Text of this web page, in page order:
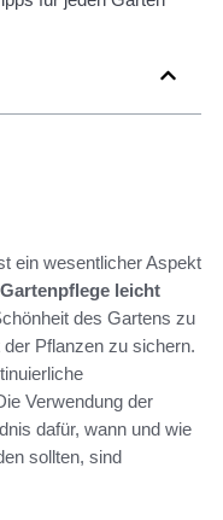
ein wesentlicher Aspekt
Gartenpflege leicht
des Gartens zu
Pflanzen zu sichern.
Verwendung der
dafür, wann und wie
sollten, sind